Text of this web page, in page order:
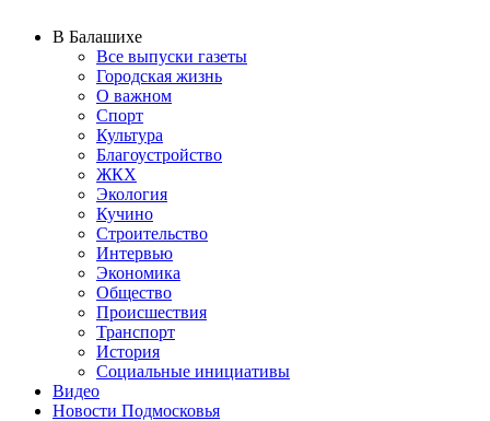
В Балашихе
Все выпуски газеты
Городская жизнь
О важном
Спорт
Культура
Благоустройство
ЖКХ
Экология
Кучино
Строительство
Интервью
Экономика
Общество
Происшествия
Транспорт
История
Социальные инициативы
Видео
Новости Подмосковья